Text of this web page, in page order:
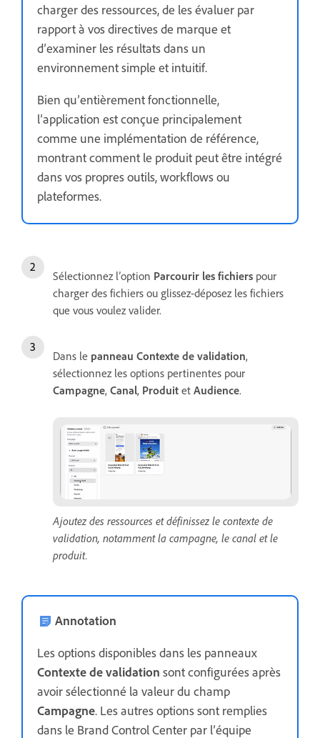
charger des ressources, de les évaluer par
rapport à vos directives de marque et
d’examiner les résultats dans un
environnement simple et intuitif.
Bien qu’entièrement fonctionnelle,
l’application est conçue principalement
comme une implémentation de référence,
montrant comment le produit peut être intégré
dans vos propres outils, workflows ou
plateformes.
Sélectionnez l’option Parcourir les fichiers pour
charger des fichiers ou glissez-déposez les fichiers
que vous voulez valider.
Dans le panneau Contexte de validation,
sélectionnez les options pertinentes pour
Campagne, Canal, Produit et Audience.
Ajoutez des ressources et définissez le contexte de
validation, notamment la campagne, le canal et le
produit.
Annotation
Les options disponibles dans les panneaux
Contexte de validation sont configurées après
avoir sélectionné la valeur du champ
Campagne. Les autres options sont remplies
dans le Brand Control Center par l’équipe